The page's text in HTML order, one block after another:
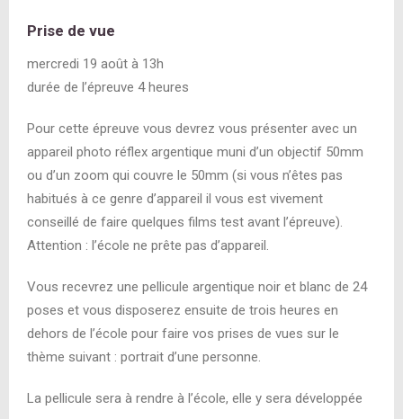
Prise de vue
mercredi 19 août à 13h
durée de l’épreuve 4 heures
Pour cette épreuve vous devrez vous présenter avec un
appareil photo réflex argentique muni d’un objectif 50mm
ou d’un zoom qui couvre le 50mm (si vous n’êtes pas
habitués à ce genre d’appareil il vous est vivement
conseillé de faire quelques films test avant l’épreuve).
Attention : l’école ne prête pas d’appareil.
Vous recevrez une pellicule argentique noir et blanc de 24
poses et vous disposerez ensuite de trois heures en
dehors de l’école pour faire vos prises de vues sur le
thème suivant : portrait d’une personne.
La pellicule sera à rendre à l’école, elle y sera développée